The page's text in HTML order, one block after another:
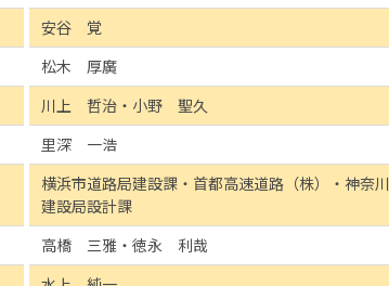
安谷 覚
松木 厚廣
川上 哲治・小野 聖久
里深 一浩
横浜市道路局建設課・首都高速道路（株）・神奈川
建設局設計課
高橋 三雅・徳永 利哉